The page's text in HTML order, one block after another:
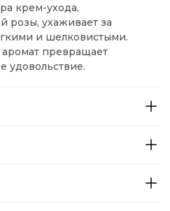
крем-ухода,
розы, ухаживает за
и шелковистыми.
превращает
удовольствие.